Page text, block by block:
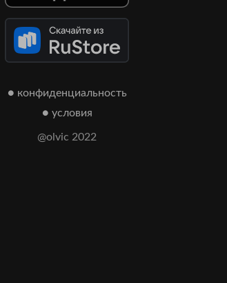
● конфиденциальность
● условия
@olvic 2022